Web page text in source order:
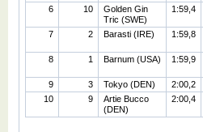
6
10
Golden Gin
Tric (SWE)
1:59,4
7
2 Barasti (IRE) 1:59,8
8
1 Barnum (USA) 1:59,9
9 3 Tokyo (DEN) 2:00,2
10
9
Artie Bucco
(DEN)
2:00,4